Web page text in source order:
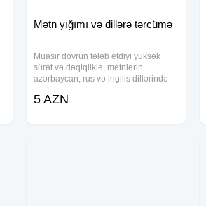
Mətn yığımı və dillərə tərcümə
Müasir dövrün tələb etdiyi yüksək
sürət və dəqiqliklə, mətnlərin
azərbaycan, rus və ingilis dillərində
edirik. Məqalələrin, riyazi fiqurların və
5 AZN